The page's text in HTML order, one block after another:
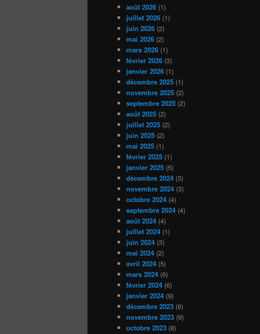
août 2026 (1)
juillet 2026 (1)
juin 2026 (2)
mai 2026 (2)
mars 2026 (1)
février 2026 (3)
janvier 2026 (1)
décembre 2025 (1)
novembre 2025 (2)
septembre 2025 (2)
août 2025 (2)
juillet 2025 (2)
juin 2025 (2)
mai 2025 (1)
février 2025 (1)
janvier 2025 (5)
décembre 2024 (3)
novembre 2024 (3)
octobre 2024 (4)
septembre 2024 (4)
août 2024 (4)
juillet 2024 (1)
juin 2024 (3)
mai 2024 (2)
avril 2024 (5)
mars 2024 (6)
février 2024 (6)
janvier 2024 (9)
décembre 2023 (8)
novembre 2023 (9)
octobre 2023 (8)